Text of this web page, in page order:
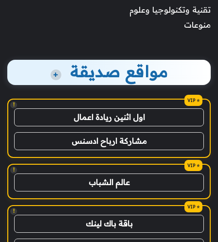
تقنية وتكنولوجيا وعلوم
منوعات
مواقع صديقة +
!
اول اثنين ريادة اعمال
مشاركة ارباح ادسنس
!
عالم الشباب
!
باقة باك لينك